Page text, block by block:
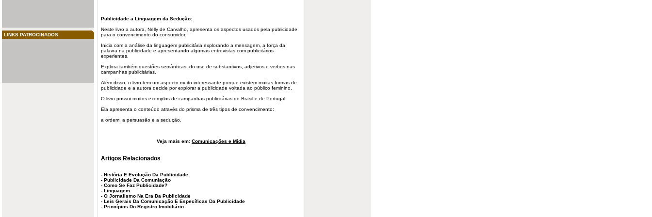
LINKS PATROCINADOS
Publicidade a Linguagem da Sedução:
Neste livro a autora, Nelly de Carvalho, apresenta os aspectos usados pela publicidade
para o convencimento do consumidor.
Inicia com a análise da linguagem publicitária explorando a mensagem, a força da
palavra na publicidade e apresentando algumas entrevistas com publicitários
experientes.
Explora também questões semânticas, do uso de substantivos, adjetivos e verbos nas
campanhas publicitárias.
Além disso, o livro tem um aspecto muito interessante porque existem muitas formas de
publicidade e a autora decide por explorar a publicidade voltada ao público feminino.
O livro possui muitos exemplos de campanhas publicitárias do Brasil e de Portugal.
Ela apresenta o conteúdo através do prisma de três tipos de convencimento:
a ordem, a persuasão e a sedução.
Veja mais em: Comunicações e Mídia
Artigos Relacionados
- História E Evolução Da Publicidade
- Publicidade Da Comuniação
- Como Se Faz Publicidade?
- Linguagem
- O Jornalismo Na Era Da Publicidade
- Leis Gerais Da Comunicação E Específicas Da Publicidade
- Princípios Do Registro Imobiliário